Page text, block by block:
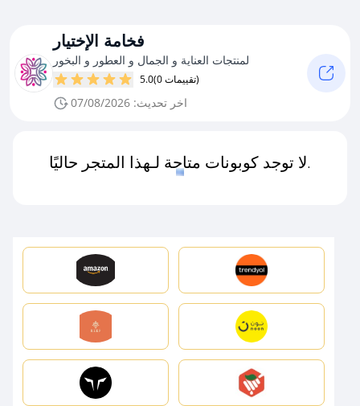
فخامة الإختيار
لمنتجات العناية و الجمال و العطور و البخور
5.0 (0 تقييمات)
اخر تحديث: 07/08/2026
لا توجد كوبونات متاحة لـهذا المتجر حاليًا.